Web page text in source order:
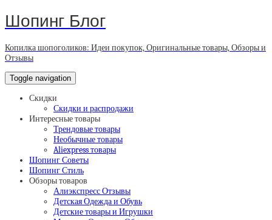
Шопинг Блог
Копилка шопоголиков: Идеи покупок, Оригинальные товары, Обзоры и
Отзывы
Toggle navigation
Скидки
Скидки и распродажи
Интересные товары
Трендовые товары
Необычные товары
Aliexpress товары
Шопинг Советы
Шопинг Стиль
Обзоры товаров
Алиэкспресс Отзывы
Детская Одежда и Обувь
Детские товары и Игрушки